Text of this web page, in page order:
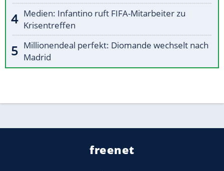
Medien: Infantino ruft FIFA-Mitarbeiter zu
Krisentreffen
Millionendeal perfekt: Diomande wechselt nach
Madrid
freenet